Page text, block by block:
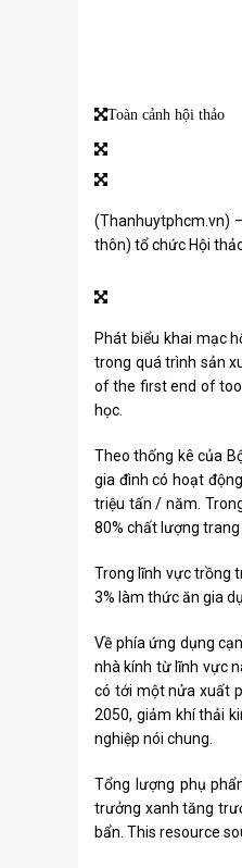
Toàn cảnh hội thảo
(Thanhuytphcm.vn)
thôn) tổ chức Hội
Phát biểu khai mạc
trong quá trình sản
of the first end of too
học.
Theo thống kê của
gia đình có hoạt
triệu tấn / năm.
80% chất lượng trang
Trong lĩnh vực trồng
3% làm thức ăn gia
Về phía ứng dụng
nhà kính từ lĩnh vực
có tới một nửa xuất
2050, giảm khí thải
nghiệp nói chung.
Tổng lượng phụ
trưởng xanh tăng
bẩn. This resource